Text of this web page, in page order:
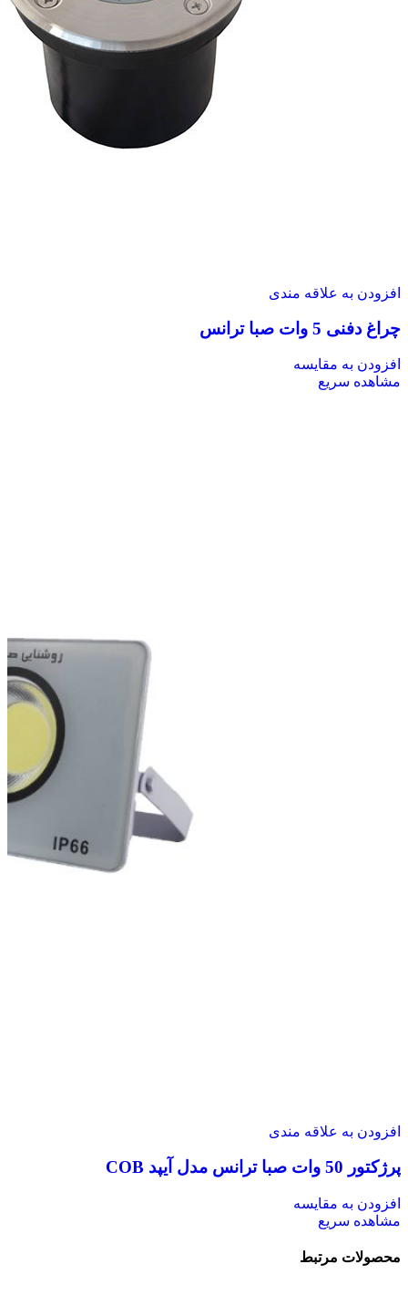
افزودن به علاقه مندی
چراغ دفنی 5 وات صبا ترانس
افزودن به مقایسه
مشاهده سریع
افزودن به علاقه مندی
پرژکتور 50 وات صبا ترانس مدل آیپد COB
افزودن به مقایسه
مشاهده سریع
محصولات مرتبط